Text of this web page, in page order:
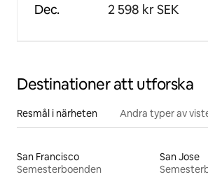
Dec. 2 598 kr SEK
Destinationer att utforska
Resmål i närheten Andra typer av
San Francisco
Semesterboenden
San Jose